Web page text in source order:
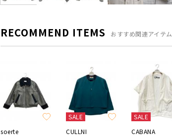
RECOMMEND ITEMS おすすめ関連アイテム
soerte
SALE
CULLNI
SALE
CABANA